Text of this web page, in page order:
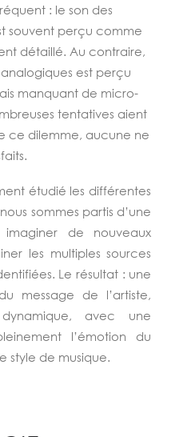
: le son des
souvent perçu comme
détaillé. Au contraire,
analogiques est perçu
manquant de micro-
tentatives aient
ce dilemme, aucune ne
étudié les différentes
sommes partis d’une
de nouveaux
les multiples sources
Le résultat : une
message de l’artiste,
avec une
l’émotion du
style de musique.